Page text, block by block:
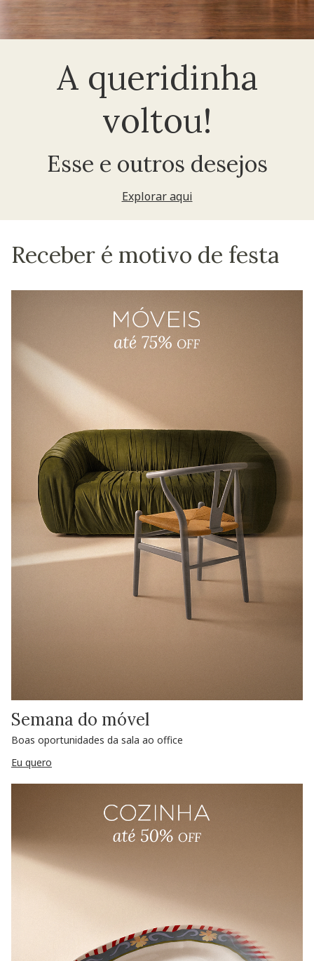
A queridinha
voltou!
Esse e outros desejos
Explorar aqui
Receber é motivo de festa
Semana do móvel
Boas oportunidades da sala ao office
Eu quero